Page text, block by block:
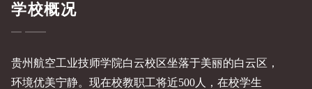
学校概况
贵州航空工业技师学院白云校区坐落于美丽的白云区，
环境优美宁静。现在校教职工将近500人，在校学生